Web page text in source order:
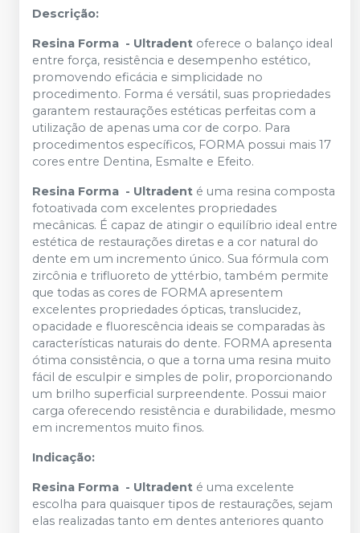
Descrição:
Resina Forma - Ultradent oferece o balanço ideal
entre força, resistência e desempenho estético,
promovendo eficácia e simplicidade no
procedimento. Forma é versátil, suas propriedades
garantem restaurações estéticas perfeitas com a
utilização de apenas uma cor de corpo. Para
procedimentos específicos, FORMA possui mais 17
cores entre Dentina, Esmalte e Efeito.
Resina Forma - Ultradent é uma resina composta
fotoativada com excelentes propriedades
mecânicas. É capaz de atingir o equilíbrio ideal entre
estética de restaurações diretas e a cor natural do
dente em um incremento único. Sua fórmula com
zircônia e trifluoreto de yttérbio, também permite
que todas as cores de FORMA apresentem
excelentes propriedades ópticas, translucidez,
opacidade e fluorescência ideais se comparadas às
características naturais do dente. FORMA apresenta
ótima consistência, o que a torna uma resina muito
fácil de esculpir e simples de polir, proporcionando
um brilho superficial surpreendente. Possui maior
carga oferecendo resistência e durabilidade, mesmo
em incrementos muito finos.
Indicação:
Resina Forma - Ultradent é uma excelente
escolha para quaisquer tipos de restaurações, sejam
elas realizadas tanto em dentes anteriores quanto